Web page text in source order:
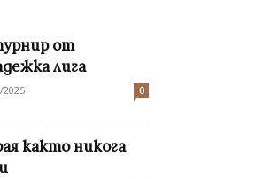
от
лига
2025 0
както никога